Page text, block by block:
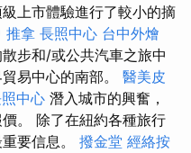
上市體驗進行了較小的摘
推拿 長照中心 台中外燴
步和/或公共汽車之旅中
易中心的南部。 醫美皮
中心 潛入城市的興奮，
。 除了在紐約各種旅行
要信息。 撥金堂 經絡按